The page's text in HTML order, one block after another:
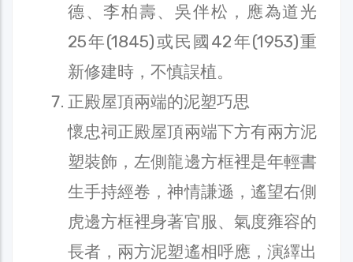
德、李柏壽、吳伴松，應為道光
25年(1845)或民國42年(1953)重
新修建時，不慎誤植。
正殿屋頂兩端的泥塑巧思
懷忠祠正殿屋頂兩端下方有兩方泥
塑裝飾，左側龍邊方框裡是年輕書
生手持經卷，神情謙遜，遙望右側
虎邊方框裡身著官服、氣度雍容的
長者，兩方泥塑遙相呼應，演繹出